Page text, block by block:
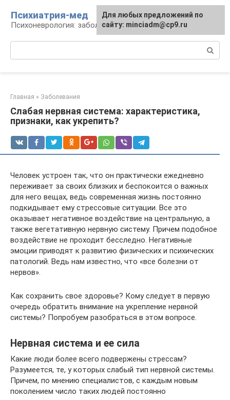
контенту
Психиатрия-мед
Психоневрология: заболевания и терапия
Главная » Заболевания
Слабая нервная система: характеристика,
признаки, как укрепить?
Человек устроен так, что он практически ежедневно
переживает за своих близких и беспокоится о важных
для него вещах, ведь современная жизнь постоянно
подкидывает ему стрессовые ситуации. Все это
оказывает негативное воздействие на центральную, а
также вегетативную нервную систему. Причем подобное
воздействие не проходит бесследно. Негативные
эмоции приводят к развитию физических и психических
патологий. Ведь нам известно, что «все болезни от
нервов».
Как сохранить свое здоровье? Кому следует в первую
очередь обратить внимание на укрепление нервной
системы? Попробуем разобраться в этом вопросе.
Нервная система и ее сила
Какие люди более всего подвержены стрессам?
Разумеется, те, у которых слабый тип нервной системы.
Причем, по мнению специалистов, с каждым новым
поколением число таких людей постоянно
Для любых предложений по
сайту: minciadm@cp9.ru